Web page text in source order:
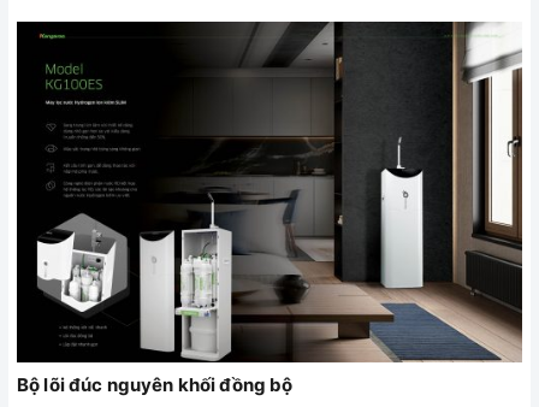
Bộ lõi đúc nguyên khối đồng bộ